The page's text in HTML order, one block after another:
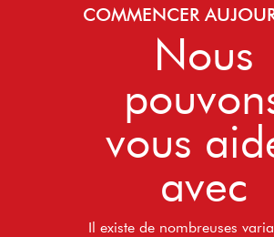
COMMENCER
Nous
vous
avec
Il existe de nombreuses